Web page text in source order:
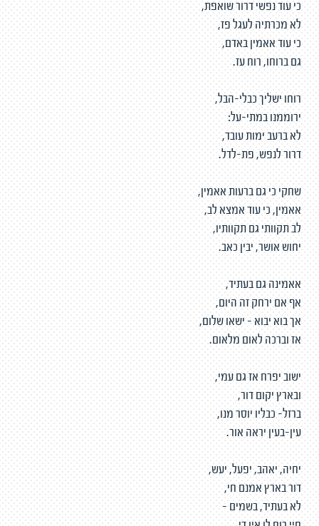
כי עוד נפשי דרור שואפת,
לא מכרתיה לעגל פז,
כי עוד אאמין באדם,
גם ברוחו, רוח עז.
רוחו ישליך כבלי-הבל,
ירוממנו במתי-על:
לא ברעב ימות עובד,
דרור לנפש, פת-לדל.
שחקי כי גם ברעות אאמין,
אאמין, כי עוד אמצא לב,
לב תקוותי גם תקוותיו,
יחוש אושר, יבין כאב.
אאמינה גם בעתיד,
אף אם ירחק זה היום,
אך בוא יבוא - ישאו שלום,
אז וברכה לאום מלאום.
ישוב יפרח אז גם עמי,
ובארץ יקום דור,
ברזל- כבליו יוסר מנו,
עין-בעין יראה אור.
יחיה, יאהב, יפעל, יעש,
דור בארץ אמנם חי,
לא בעתיד, בשמים -